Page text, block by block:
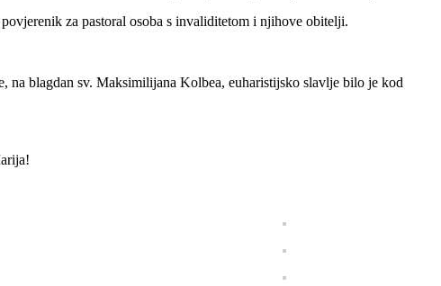
za pastoral osoba s invaliditetom i njihove obitelji.
blagdan sv. Maksimilijana Kolbea, euharistijsko slavlje bilo je kod